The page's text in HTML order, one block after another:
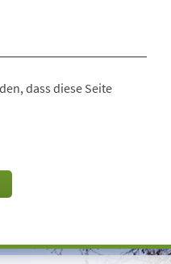
dass diese Seite